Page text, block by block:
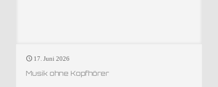
17. Juni 2026
Musik ohne Kopfhörer